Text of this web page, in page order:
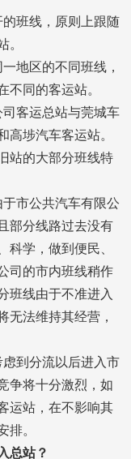
班线，原则上跟随
。
地区的不同班线，
不同的客运站。
客运总站与莞城车
高埗汽车客运站。
站的大部分班线特
市公共汽车有限公
部分线路过去没有
科学，做到便民、
司的市内班线稍作
班线由于不准进入
无法维持其经营，
到分流以后进入市
争将十分激烈，如
运站，在不影响其
排。
总站？